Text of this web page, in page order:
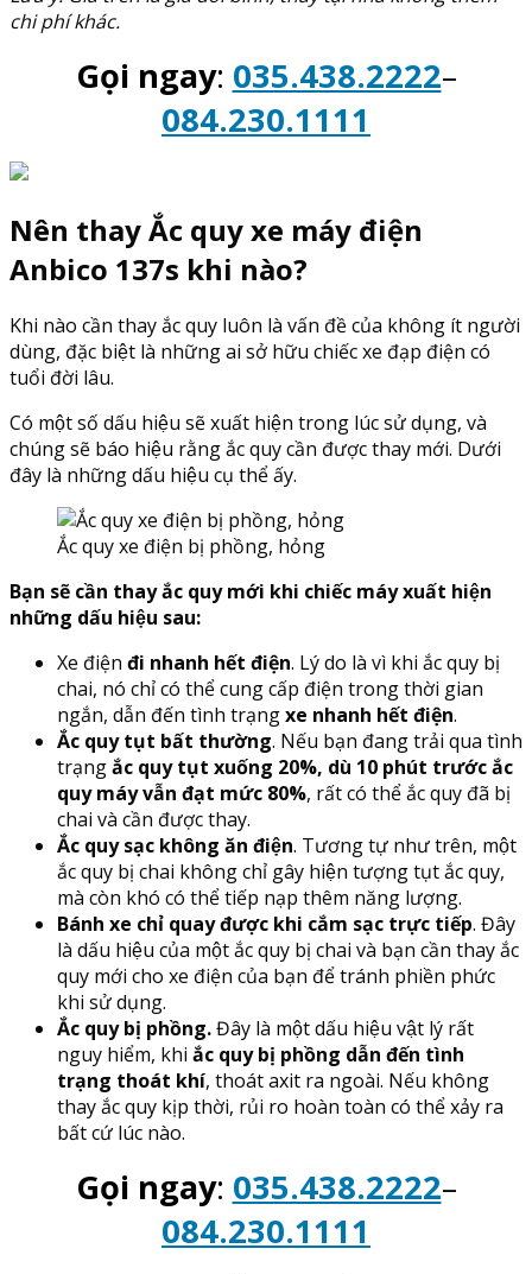
chi phí khác.
Gọi ngay: 035.438.2222–
084.230.1111
Nên thay Ắc quy xe máy điện
Anbico 137s khi nào?
Khi nào cần thay ắc quy luôn là vấn đề của không ít người
dùng, đặc biệt là những ai sở hữu chiếc xe đạp điện có
tuổi đời lâu.
Có một số dấu hiệu sẽ xuất hiện trong lúc sử dụng, và
chúng sẽ báo hiệu rằng ắc quy cần được thay mới. Dưới
đây là những dấu hiệu cụ thể ấy.
Ắc quy xe điện bị phồng, hỏng
Bạn sẽ cần thay ắc quy mới khi chiếc máy xuất hiện
những dấu hiệu sau:
Xe điện đi nhanh hết điện. Lý do là vì khi ắc quy bị
chai, nó chỉ có thể cung cấp điện trong thời gian
ngắn, dẫn đến tình trạngxe nhanh hết điện.
Ắc quy tụt bất thường. Nếu bạn đang trải qua tình
trạngắc quy tụt xuống 20%, dù 10 phút trước ắc
quy máy vẫn đạt mức 80%, rất có thể ắc quy đã bị
chai và cần được thay.
Ắc quy sạc không ăn điện. Tương tự như trên, một
ắc quy bị chai không chỉ gây hiện tượng tụt ắc quy,
mà còn khó có thể tiếp nạp thêm năng lượng.
Bánh xe chỉ quay được khi cắm sạc trực tiếp. Đây
là dấu hiệu của một ắc quy bị chai và bạn cần thay ắc
quy mới cho xe điện của bạn để tránh phiền phức
khi sử dụng.
Ắc quy bị phồng.Đây là một dấu hiệu vật lý rất
nguy hiểm, khi ắc quy bị phồng dẫn đến tình
trạng thoát khí, thoát axit ra ngoài. Nếu không
thay ắc quy kịp thời, rủi ro hoàn toàn có thể xảy ra
bất cứ lúc nào.
Gọi ngay: 035.438.2222–
084.230.1111